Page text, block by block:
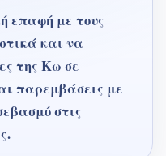
επαφή με τους
και να
της Κω σε
παρεμβάσεις με
στις